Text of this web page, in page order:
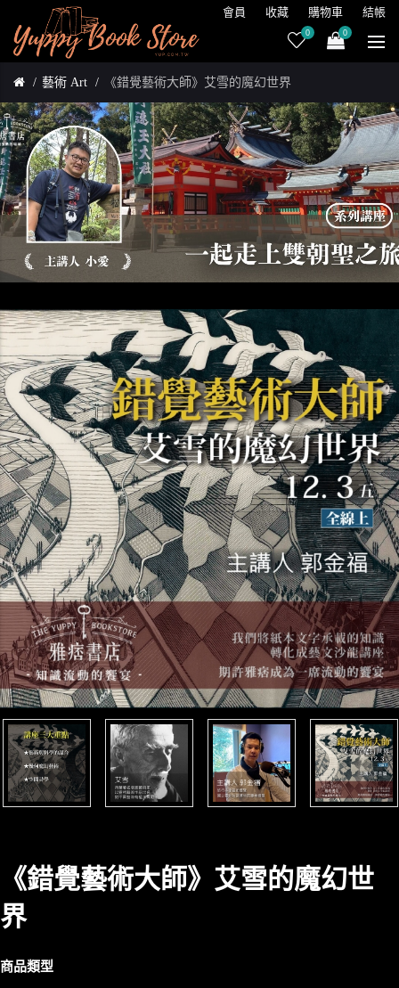
會員 收藏 購物車 結帳
0 0
藝術 Art 《錯覺藝術大師》艾雪的魔幻世界
《錯覺藝術大師》艾雪的魔幻世
界
商品類型